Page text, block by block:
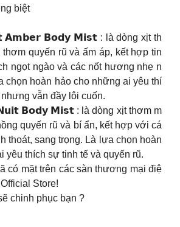
biệt
𝗕𝗼𝗱𝘆 𝗠𝗶𝘀𝘁 : là dòng xịt th
quyến rũ và ấm áp, kết hợp tin
ngọt ngào và các nốt hương nhẹ n
chọn hoàn hảo cho những ai yêu thí
vẫn đầy lôi cuốn.
𝗕𝗼𝗱𝘆 𝗠𝗶𝘀𝘁 : là dòng xịt thơm m
quyến rũ và bí ẩn, kết hợp với cá
thoát, sang trọng. Là lựa chọn hoàn
yêu thích sự tinh tế và quyến rũ.
có mặt trên các sàn thương mại điệ
Store!
chinh phục bạn ?